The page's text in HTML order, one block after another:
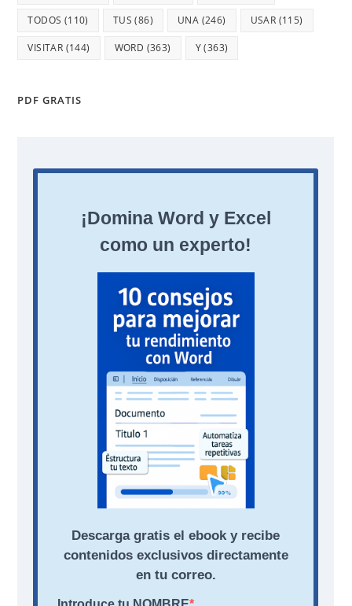
TODOS (110) TUS (86) UNA (246) USAR (115)
VISITAR (144) WORD (363) Y(363)
PDF GRATIS